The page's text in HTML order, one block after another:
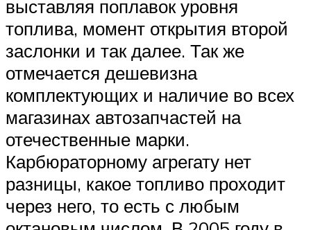
выставляя поплавок уровня
топлива, момент открытия второй
заслонки и так далее. Так же
отмечается дешевизна
комплектующих и наличие во всех
магазинах автозапчастей на
отечественные марки.
Карбюраторному агрегату нет
разницы, какое топливо проходит
через него, то есть с любым